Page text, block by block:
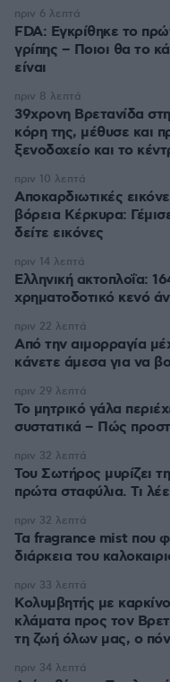
FDA: Εγκρίθηκε το
γρίπης – Ποιοι θα το
είναι
πριν 6 λεπτά
39χρονη Βρετανίδα
κόρη της, μέθυσε και
ξενοδοχείο και το
πριν 8 λεπτά
Αποκαρδιωτικές
βόρεια Κέρκυρα:
δείτε εικόνες
πριν 10 λεπτά
Ελληνική ακτοπλοΐα:
χρηματοδοτικό κενό
πριν 14 λεπτά
Από την αιμορραγία
κάνετε άμεσα για να
πριν 22 λεπτά
Το μητρικό γάλα
συστατικά – Πώς
πριν 29 λεπτά
Του Σωτήρος μυρίζει
πρώτα σταφύλια. Τι
πριν 32 λεπτά
Τα fragrance mist που
διάρκεια του
πριν 32 λεπτά
Κολυμβητής με
κλάματα προς τον
τη ζωή όλων μας, ο
πριν 33 λεπτά
πριν 34 λεπτά